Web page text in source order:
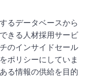
るデータベースから
きる人材採用サービ
のインサイドセール
ポリシーにしていま
る情報の供給を目的